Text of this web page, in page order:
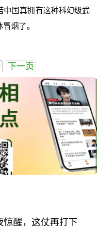
中国真拥有这种科幻级武
烟了。
下一页
惊醒，这仗再打下